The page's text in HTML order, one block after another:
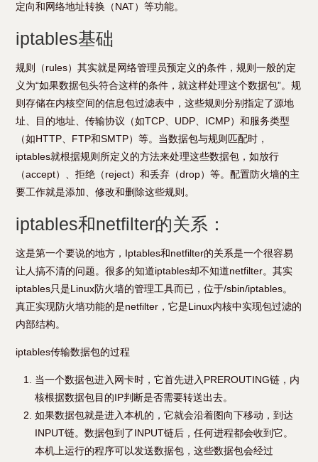
定向和网络地址转换（NAT）等功能。
iptables基础
规则（rules）其实就是网络管理员预定义的条件，规则一般的定
义为“如果数据包头符合这样的条件，就这样处理这个数据包”。规
则存储在内核空间的信息包过滤表中，这些规则分别指定了源地
址、目的地址、传输协议（如TCP、UDP、ICMP）和服务类型
（如HTTP、FTP和SMTP）等。当数据包与规则匹配时，
iptables就根据规则所定义的方法来处理这些数据包，如放行
（accept）、拒绝（reject）和丢弃（drop）等。配置防火墙的主
要工作就是添加、修改和删除这些规则。
iptables和netfilter的关系：
这是第一个要说的地方，Iptables和netfilter的关系是一个很容易
让人搞不清的问题。很多的知道iptables却不知道netfilter。其实
iptables只是Linux防火墙的管理工具而已，位于/sbin/iptables。
真正实现防火墙功能的是netfilter，它是Linux内核中实现包过滤的
内部结构。
iptables传输数据包的过程
当一个数据包进入网卡时，它首先进入PREROUTING链，内
核根据数据包目的IP判断是否需要转送出去。
如果数据包就是进入本机的，它就会沿着图向下移动，到达
INPUT链。数据包到了INPUT链后，任何进程都会收到它。
本机上运行的程序可以发送数据包，这些数据包会经过